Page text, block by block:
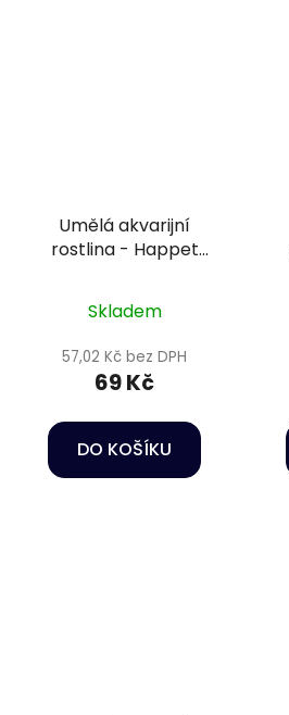
Umělá akvarijní
rostlina - Happet
Skladem
57,02 Kč bez DPH
69 Kč
DO KOŠÍKU